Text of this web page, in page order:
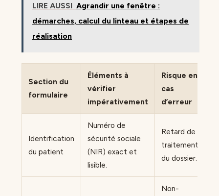
LIRE AUSSI Agrandir une fenêtre :
démarches, calcul du linteau et étapes de
réalisation
Section du
formulaire
Éléments à
vérifier
impérativement
Risque en
cas
d’erreur
Identification
du patient
Numéro de
sécurité sociale
(NIR) exact et
lisible.
Retard de
traitement
du dossier.
Non-